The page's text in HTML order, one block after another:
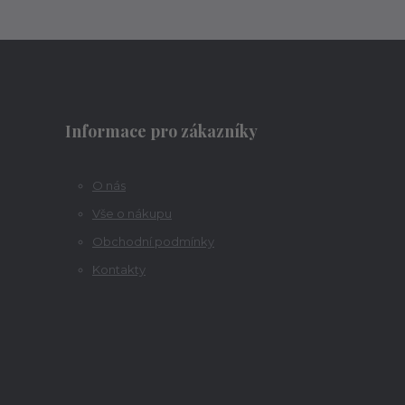
Informace pro zákazníky
O nás
Vše o nákupu
Obchodní podmínky
Kontakty